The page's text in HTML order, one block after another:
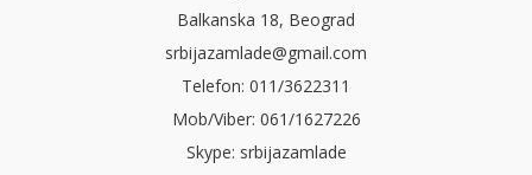
Balkanska 18, Beograd
srbijazamlade@gmail.com
Telefon: 011/3622311
Mob/Viber: 061/1627226
Skype: srbijazamlade